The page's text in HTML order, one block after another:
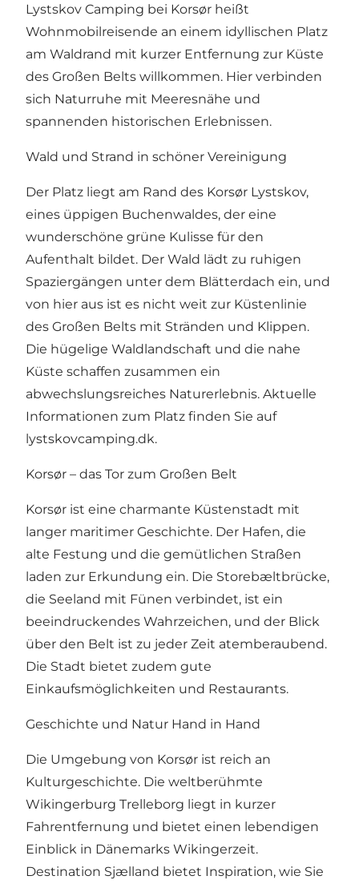
Lystskov Camping bei Korsør heißt
Wohnmobilreisende an einem idyllischen Platz
am Waldrand mit kurzer Entfernung zur Küste
des Großen Belts willkommen. Hier verbinden
sich Naturruhe mit Meeresnähe und
spannenden historischen Erlebnissen.
Wald und Strand in schöner Vereinigung
Der Platz liegt am Rand des Korsør Lystskov,
eines üppigen Buchenwaldes, der eine
wunderschöne grüne Kulisse für den
Aufenthalt bildet. Der Wald lädt zu ruhigen
Spaziergängen unter dem Blätterdach ein, und
von hier aus ist es nicht weit zur Küstenlinie
des Großen Belts mit Stränden und Klippen.
Die hügelige Waldlandschaft und die nahe
Küste schaffen zusammen ein
abwechslungsreiches Naturerlebnis. Aktuelle
Informationen zum Platz finden Sie auf
lystskovcamping.dk.
Korsør – das Tor zum Großen Belt
Korsør ist eine charmante Küstenstadt mit
langer maritimer Geschichte. Der Hafen, die
alte Festung und die gemütlichen Straßen
laden zur Erkundung ein. Die Storebæltbrücke,
die Seeland mit Fünen verbindet, ist ein
beeindruckendes Wahrzeichen, und der Blick
über den Belt ist zu jeder Zeit atemberaubend.
Die Stadt bietet zudem gute
Einkaufsmöglichkeiten und Restaurants.
Geschichte und Natur Hand in Hand
Die Umgebung von Korsør ist reich an
Kulturgeschichte. Die weltberühmte
Wikingerburg Trelleborg liegt in kurzer
Fahrentfernung und bietet einen lebendigen
Einblick in Dänemarks Wikingerzeit.
Destination Sjælland bietet Inspiration, wie Sie